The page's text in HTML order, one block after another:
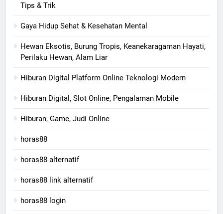
Tips & Trik
Gaya Hidup Sehat & Kesehatan Mental
Hewan Eksotis, Burung Tropis, Keanekaragaman Hayati,
Perilaku Hewan, Alam Liar
Hiburan Digital Platform Online Teknologi Modern
Hiburan Digital, Slot Online, Pengalaman Mobile
Hiburan, Game, Judi Online
horas88
horas88 alternatif
horas88 link alternatif
horas88 login